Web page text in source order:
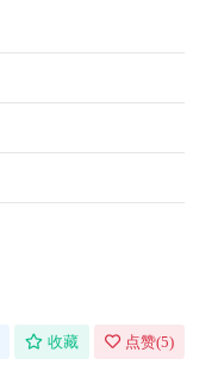
收藏 点赞(5)